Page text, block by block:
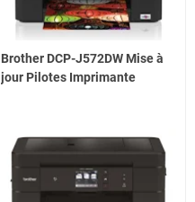
Brother DCP-J572DW Mise à
jour Pilotes Imprimante